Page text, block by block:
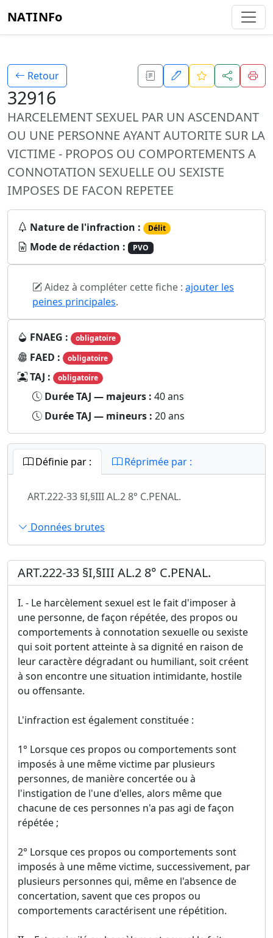
NATINFo
Retour
32916
HARCELEMENT SEXUEL PAR UN ASCENDANT
OU UNE PERSONNE AYANT AUTORITE SUR LA
VICTIME - PROPOS OU COMPORTEMENTS A
CONNOTATION SEXUELLE OU SEXISTE
IMPOSES DE FACON REPETEE
Nature de l'infraction : Délit
Mode de rédaction : PVO
Aidez à compléter cette fiche : ajouter les
peines principales.
FNAEG : obligatoire
FAED : obligatoire
TAJ : obligatoire
Durée TAJ — majeurs : 40 ans
Durée TAJ — mineurs : 20 ans
Définie par : Réprimée par :
ART.222-33 §I,§III AL.2 8° C.PENAL.
Données brutes
ART.222-33 §I,§III AL.2 8° C.PENAL.
I. - Le harcèlement sexuel est le fait d'imposer à
une personne, de façon répétée, des propos ou
comportements à connotation sexuelle ou sexiste
qui soit portent atteinte à sa dignité en raison de
leur caractère dégradant ou humiliant, soit créent
à son encontre une situation intimidante, hostile
ou offensante.
L'infraction est également constituée :
1° Lorsque ces propos ou comportements sont
imposés à une même victime par plusieurs
personnes, de manière concertée ou à
l'instigation de l'une d'elles, alors même que
chacune de ces personnes n'a pas agi de façon
répétée ;
2° Lorsque ces propos ou comportements sont
imposés à une même victime, successivement, par
plusieurs personnes qui, même en l'absence de
concertation, savent que ces propos ou
comportements caractérisent une répétition.